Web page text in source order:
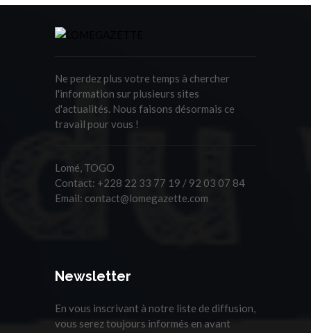
Ne perdez plus votre temps à chercher
l'information sur plusieurs sites
d'actualités. Nous faisons désormais ce
travail pour vous !
Lomé, TOGO
Contact: +228 22 33 77 19 / 92 03 07 84
Email: contact@lomegazette.com
Newsletter
En vous inscrivant à notre liste de diffusion,
vous serez toujours informés en avant